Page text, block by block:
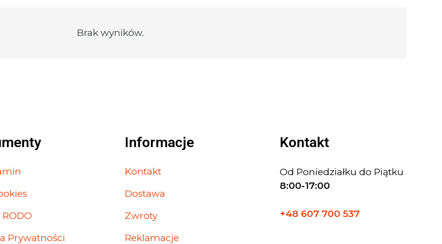
Brak wyników.
Prywatności
Informacje
Kontakt
Dostawa
Zwroty
Reklamacje
Kontakt
Od Poniedziałku do Piątku
8:00-17:00
+48 607 700 537